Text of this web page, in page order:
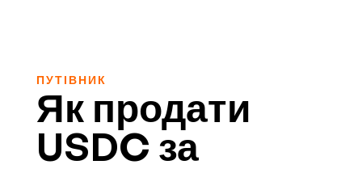
ПУТІВНИК
Як продати
USDC за